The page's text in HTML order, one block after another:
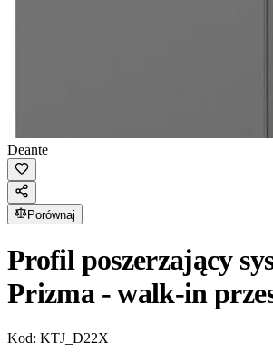
Deante
Porównaj
Profil poszerzający
Prizma - walk-in
Kod: KTJ_D22X